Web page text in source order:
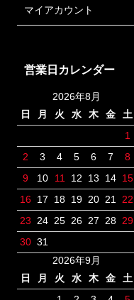
マイアカウント
営業日カレンダー
2026年8月
日
月 火 水 木 金
土
1
2
3 4 5 6 7
8
9
10 11 12 13 14 15
16 17 18 19 20 21
22
23
24 25 26 27 28 29
30 31
2026年9月
日
月 火 水 木 金
土